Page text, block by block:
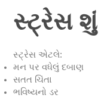
સ્ટ્રેસ
સ્ટ્રેસ એટલે:
મન પર વધેલું દબાણ
સતત ચિંતા
ભવિષ્યનો ડર